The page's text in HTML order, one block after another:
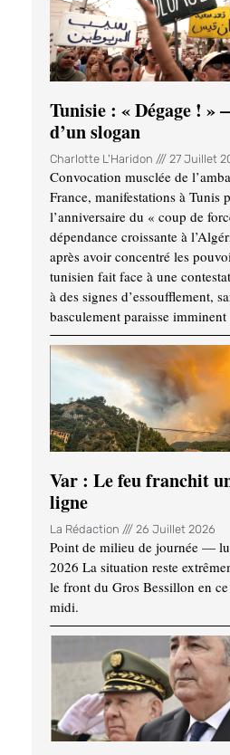
Tunisie : « Dégage !
d’un slogan
Charlotte L'Haridon 27 Juillet
Convocation musclée de
France, manifestations à Tunis
l’anniversaire du « coup de
dépendance croissante à
après avoir concentré les
tunisien fait face à une
à des signes d’essoufflement,
basculement paraisse imminent
Var : Le feu franchit
ligne
La Rédaction 26 Juillet 2026
Point de milieu de journée —
2026 La situation reste
le front du Gros Bessillon en ce
midi.